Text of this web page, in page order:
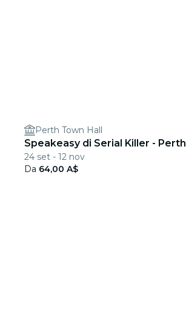
Perth Town Hall
Speakeasy di Serial Killer - Perth
24 set - 12 nov
Da 64,00 A$